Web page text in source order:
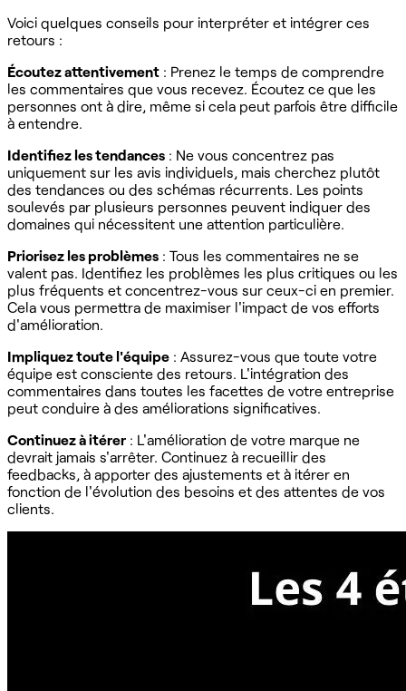
Voici quelques conseils pour interpréter et intégrer ces
retours :
Écoutez attentivement : Prenez le temps de comprendre
les commentaires que vous recevez. Écoutez ce que les
personnes ont à dire, même si cela peut parfois être difficile
à entendre.
Identifiez les tendances : Ne vous concentrez pas
uniquement sur les avis individuels, mais cherchez plutôt
des tendances ou des schémas récurrents. Les points
soulevés par plusieurs personnes peuvent indiquer des
domaines qui nécessitent une attention particulière.
Priorisez les problèmes : Tous les commentaires ne se
valent pas. Identifiez les problèmes les plus critiques ou les
plus fréquents et concentrez-vous sur ceux-ci en premier.
Cela vous permettra de maximiser l'impact de vos efforts
d'amélioration.
Impliquez toute l'équipe : Assurez-vous que toute votre
équipe est consciente des retours. L'intégration des
commentaires dans toutes les facettes de votre entreprise
peut conduire à des améliorations significatives.
Continuez à itérer : L'amélioration de votre marque ne
devrait jamais s'arrêter. Continuez à recueillir des
feedbacks, à apporter des ajustements et à itérer en
fonction de l'évolution des besoins et des attentes de vos
clients.